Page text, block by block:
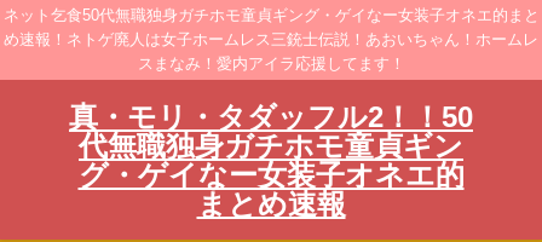
ネット乞食50代無職独身ガチホモ童貞ギング・ゲイなー女装子オネエ的まと
め速報！ネトゲ廃人は女子ホームレス三銃士伝説！あおいちゃん！ホームレ
スまなみ！愛内アイラ応援してます！
真・モリ・タダッフル2！！50
代無職独身ガチホモ童貞ギン
グ・ゲイなー女装子オネエ的
まとめ速報